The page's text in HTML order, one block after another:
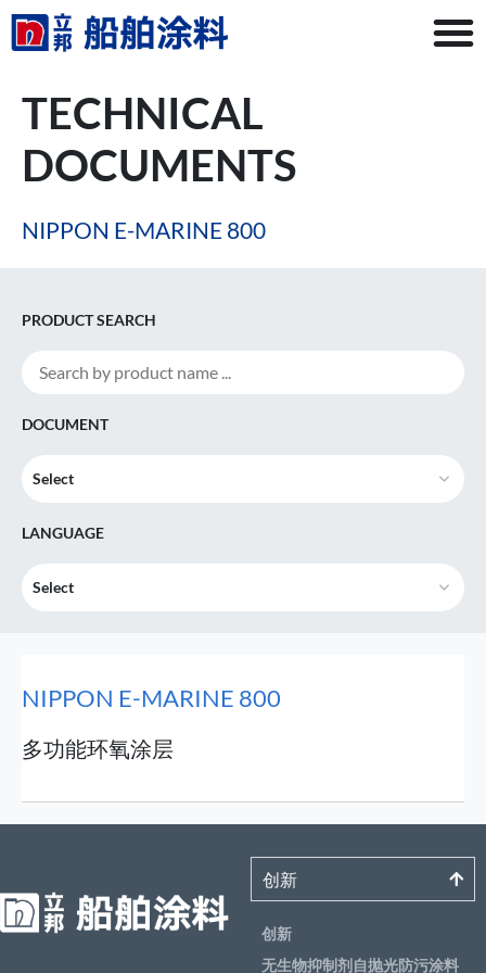
TECHNICAL
DOCUMENTS
NIPPON E-MARINE 800
PRODUCT SEARCH
DOCUMENT
Select
LANGUAGE
Select
NIPPON E-MARINE 800
多功能环氧涂层
创新
创新
无生物抑制剂自抛光防污涂料